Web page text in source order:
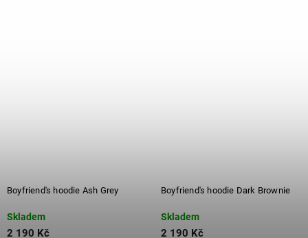
Boyfriend's hoodie Ash Grey
Skladem
2 190 Kč
Boyfriend's hoodie Dark Brownie
Skladem
2 190 Kč